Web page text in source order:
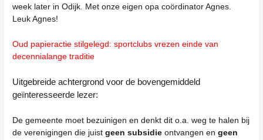
week later in Odijk. Met onze eigen opa coördinator Agnes.
Leuk Agnes!
Oud papieractie stilgelegd: sportclubs vrezen einde van
decennialange traditie
Uitgebreide achtergrond voor de bovengemiddeld
geïnteresseerde lezer:
De gemeente moet bezuinigen en denkt dit o.a. weg te halen bij
de verenigingen die juistgeen subsidie ontvangen engeen